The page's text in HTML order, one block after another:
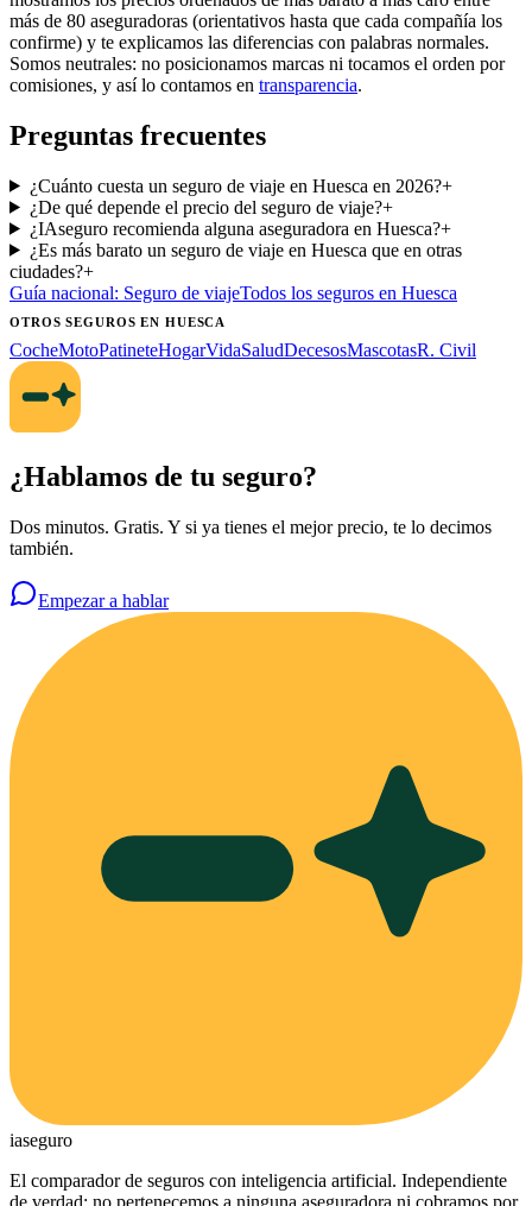
más de 80 aseguradoras (orientativos hasta que cada compañía los
confirme) y te explicamos las diferencias con palabras normales.
Somos neutrales: no posicionamos marcas ni tocamos el orden por
comisiones, y así lo contamos en transparencia.
Preguntas frecuentes
¿Cuánto cuesta un seguro de viaje en Huesca en 2026?+
¿De qué depende el precio del seguro de viaje?+
¿IAseguro recomienda alguna aseguradora en Huesca?+
¿Es más barato un seguro de viaje en Huesca que en otras
ciudades?+
Guía nacional: Seguro de viajeTodos los seguros en Huesca
OTROS SEGUROSEN HUESCA
CocheMotoPatineteHogarVidaSaludDecesosMascotasR. Civil
¿Hablamos de tu seguro?
Dos minutos. Gratis. Y si ya tienes el mejor precio, te lo decimos
también.
Empezar a hablar
iaseguro
El comparador de seguros con inteligencia artificial. Independiente
de verdad: no pertenecemos a ninguna aseguradora ni cobramos por